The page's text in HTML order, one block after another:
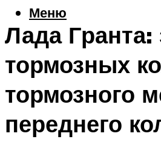
Меню
Лада Гранта:
тормозных
тормозного
переднего